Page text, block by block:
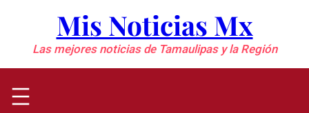
contenido
Mis Noticias Mx
Las mejores noticias de Tamaulipas y la Región